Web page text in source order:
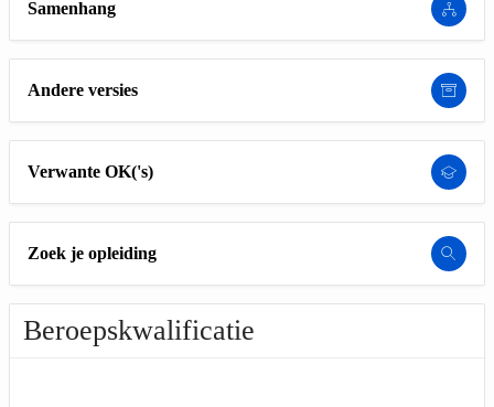
Samenhang
Andere versies
Verwante OK('s)
Zoek je opleiding
Beroepskwalificatie